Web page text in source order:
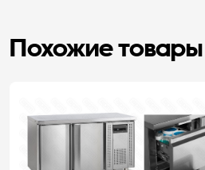
Похожие товары